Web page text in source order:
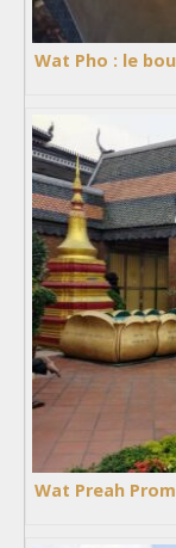
Wat Pho : le
Wat Preah